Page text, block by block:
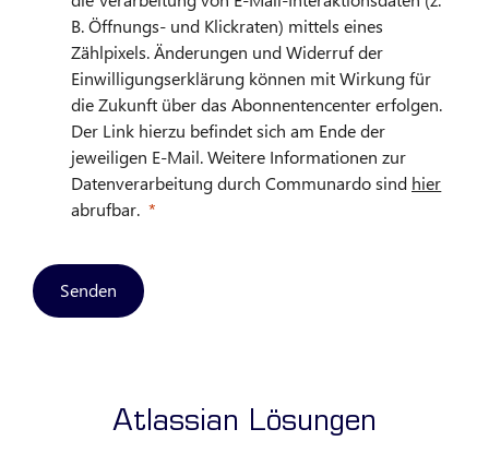
B. Öffnungs- und Klickraten) mittels eines
Zählpixels. Änderungen und Widerruf der
Einwilligungserklärung können mit Wirkung für
die Zukunft über das Abonnentencenter erfolgen.
Der Link hierzu befindet sich am Ende der
jeweiligen E-Mail. Weitere Informationen zur
Datenverarbeitung durch Communardo sind hier
abrufbar.
Senden
Atlassian Lösungen